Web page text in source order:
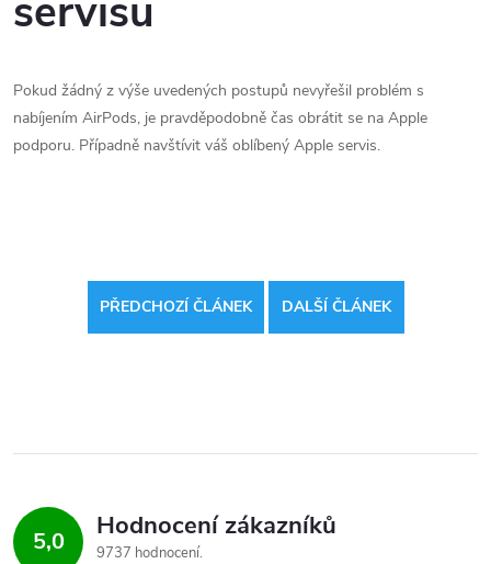
servisu
Pokud žádný z výše uvedených postupů nevyřešil problém s
nabíjením AirPods, je pravděpodobně čas obrátit se na Apple
podporu. Případně navštívit váš oblíbený Apple servis.
PŘEDCHOZÍ ČLÁNEK DALŠÍ ČLÁNEK
5,0 Hodnocení zákazníků
9737 hodnocení